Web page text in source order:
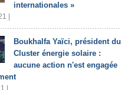
internationales »
|
Boukhalfa Yaïci, président du
Cluster énergie solaire :
aucune action n'est engagée